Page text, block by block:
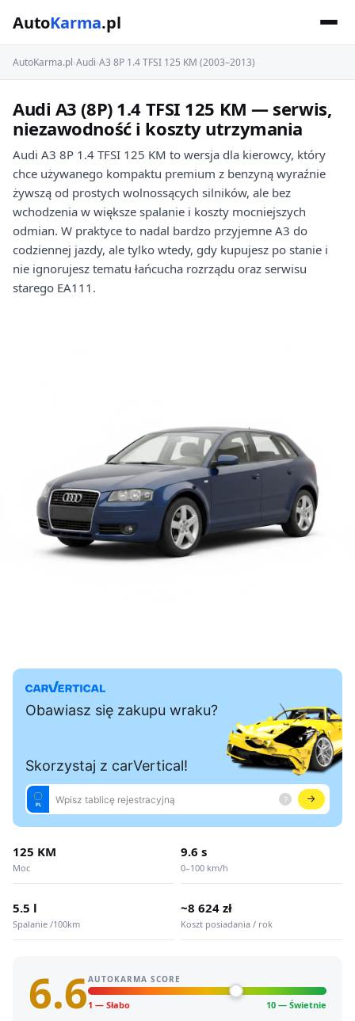
AutoKarma.pl
AutoKarma.pl›Audi›A3 8P 1.4 TFSI 125 KM (2003–2013)
Audi A3 (8P) 1.4 TFSI 125 KM — serwis,
niezawodność i koszty utrzymania
Audi A3 8P 1.4 TFSI 125 KM to wersja dla kierowcy, który
chce używanego kompaktu premium z benzyną wyraźnie
żywszą od prostych wolnossących silników, ale bez
wchodzenia w większe spalanie i koszty mocniejszych
odmian. W praktyce to nadal bardzo przyjemne A3 do
codziennej jazdy, ale tylko wtedy, gdy kupujesz po stanie i
nie ignorujesz tematu łańcucha rozrządu oraz serwisu
starego EA111.
125 KM
Moc
9.6 s
0–100 km/h
5.5 l
Spalanie /100km
~8 624 zł
Koszt posiadania / rok
6.6AUTOKARMA SCORE
1 — Słabo 10 — Świetnie